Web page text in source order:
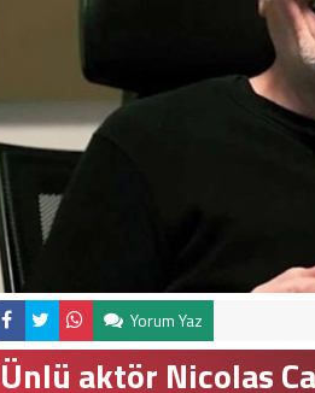
Yorum Yaz
Ünlü aktör Nicolas